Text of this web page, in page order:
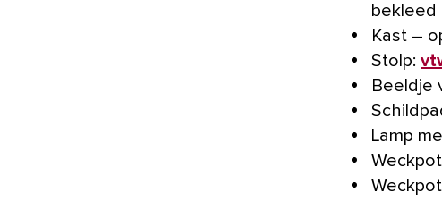
bekleed
Kast –
Stolp:
Beeldje
Lamp